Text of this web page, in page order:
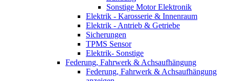
Sonstige Motor Elektronik
Elektrik - Karosserie & Innenraum
Elektrik - Antrieb & Getriebe
Sicherungen
TPMS Sensor
Elektrik- Sonstige
Federung, Fahrwerk & Achsaufhängung
Federung, Fahrwerk & Achsaufhängung